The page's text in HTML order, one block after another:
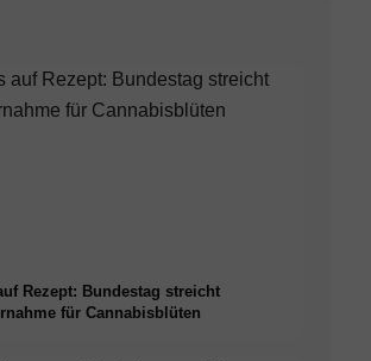
Rezept: Bundestag streicht
für Cannabisblüten